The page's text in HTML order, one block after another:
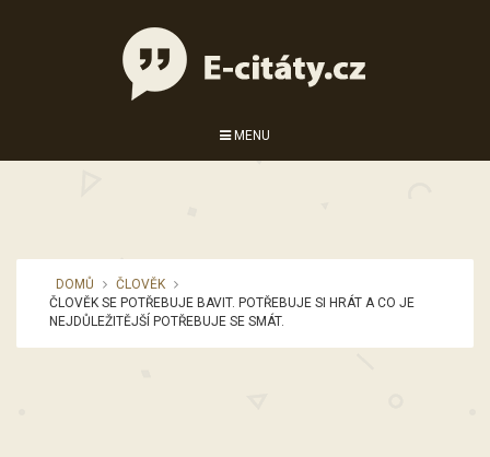
MENU
DOMŮ
ČLOVĚK
ČLOVĚK SE POTŘEBUJE BAVIT. POTŘEBUJE SI HRÁT A CO JE
NEJDŮLEŽITĚJŠÍ POTŘEBUJE SE SMÁT.